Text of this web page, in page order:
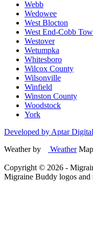
Webb
Wedowee
West Blocton
West End-Cobb
Westover
Wetumpka
Whitesboro
Wilcox County
Wilsonville
Winfield
Winston County
Woodstock
York
Developed by Aptar
Weather by
Weather
Copyright © 2026 -
Migraine Buddy logos and